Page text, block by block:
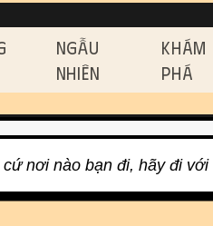
and
Ngẫu
Nhiên
Khám
Phá
content
cứ nơi nào bạn đi, hãy đi